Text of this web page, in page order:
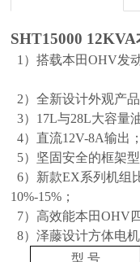
SHT15000 12KVA
1）搭载本田OHV发
2）全新设计外观产
3）17L与28L大容量
4）直流12V-8A输出；
5）坚固安全的框架
6）新款EX系列机组
10%-15%；
7）高效能本田OHV
8）泽藤设计方体电机
型 号